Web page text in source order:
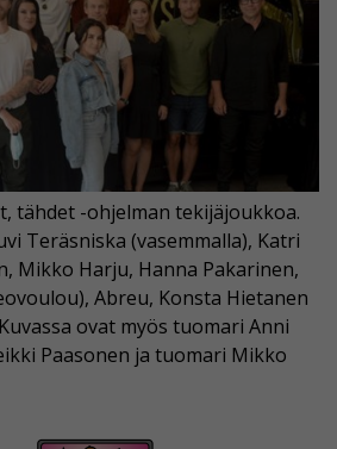
tähdet -ohjelman tekijäjoukkoa.
Teräsniska (vasemmalla), Katri
Mikko Harju, Hanna Pakarinen,
Abreu, Konsta Hietanen
ovat myös tuomari Anni
Paasonen ja tuomari Mikko